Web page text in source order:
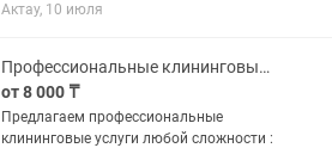
Актау, 10 июля
Профессиональные клининговые услуги
от 8 000 ₸
Предлагаем профессиональные
клининговые услуги любой сложности :